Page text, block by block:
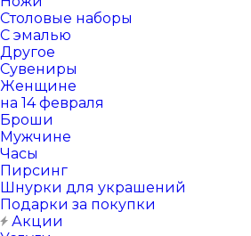
Столовые наборы
С эмалью
Другое
Сувениры
Женщине
на 14 февраля
Броши
Мужчине
Часы
Пирсинг
Шнурки для украшений
Подарки за покупки
Акции